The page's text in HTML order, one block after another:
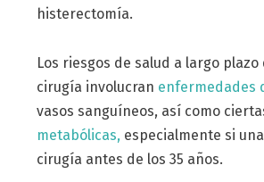
histerectomía.
Los riesgos de salud a largo plazo
cirugía involucran enfermedades
vasos sanguíneos, así como
metabólicas, especialmente si
cirugía antes de los 35 años.